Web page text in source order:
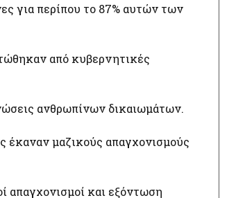
για περίπου το 87% αυτών των
από κυβερνητικές
ανθρωπίνων δικαιωμάτων.
έκαναν μαζικούς απαγχονισμούς
απαγχονισμοί και εξόντωση